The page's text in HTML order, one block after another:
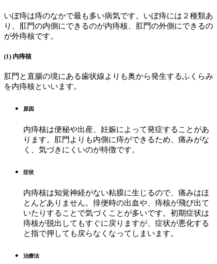
いぼ痔は痔のなかで最も多い病気です。いぼ痔には２種類あ
り、肛門の内側にできるのが内痔核、肛門の外側にできるの
が外痔核です。
(1) 内痔核
肛門と直腸の境にある歯状線よりも奥から発生するふくらみ
を内痔核といいます。
原因
内痔核は便秘や出産、妊娠によって発症することがあ
ります。肛門よりも内側に痔ができるため、痛みがな
く、気づきにくいのが特徴です。
症状
内痔核は知覚神経がない粘膜に生じるので、痛みはほ
とんどありません。排便時の出血や、痔核が飛び出て
いたりすることで気づくことが多いです。初期症状は
痔核が脱出してもすぐに戻りますが、症状が悪化する
と指で押しても戻らなくなってしまいます。
治療法